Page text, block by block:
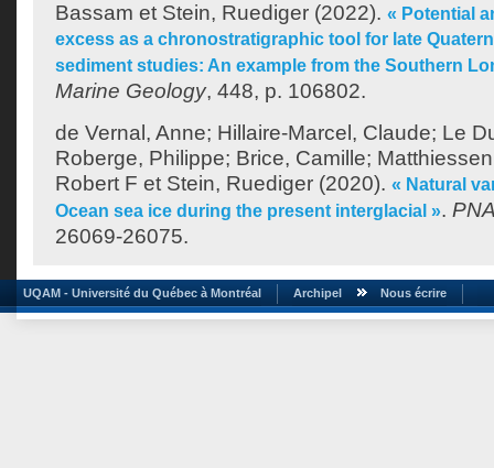
Bassam et Stein, Ruediger (2022). « Potential
excess as a chronostratigraphic tool for late
sediment studies: An example from the Southern
Marine Geology, 448, p. 106802.
de Vernal, Anne; Hillaire-Marcel, Claude; Le
Roberge, Philippe; Brice, Camille;
Robert F et Stein, Ruediger (2020). « Natural
Ocean sea ice during the present interglacial ».
26069-26075.
UQAM - Université du Québec à Montréal Archipel Nous écrire